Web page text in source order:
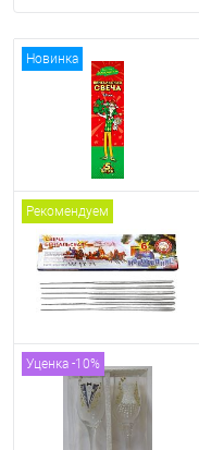
Новинка
Рекомендуем
Уценка -10%